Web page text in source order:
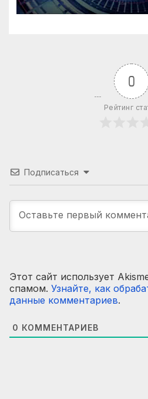
0
Рейтинг
Подписаться
Этот сайт использует
спамом. Узнайте, как
данные комментариев.
0 КОММЕНТАРИЕВ